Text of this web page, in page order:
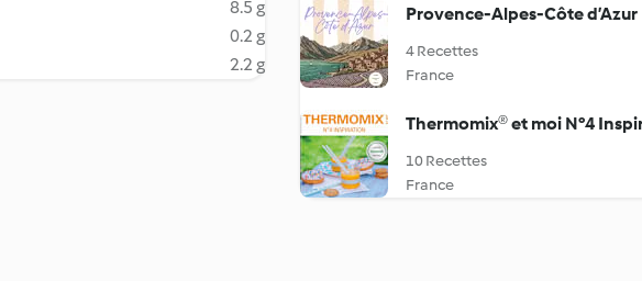
8.5 g
0.2 g
2.2 g
Provence-Alpes-Côte d’Azur
4 Recettes
France
Thermomix® et moi N°4
10 Recettes
France